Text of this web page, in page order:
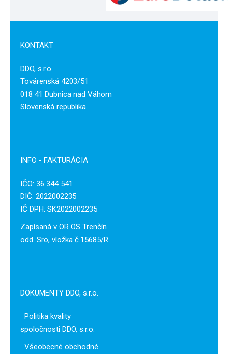
KONTAKT
DDO, s.r.o.
Továrenská 4203/51
018 41 Dubnica nad Váhom
Slovenská republika
INFO - FAKTURÁCIA
IČO: 36 344 541
DIČ: 2022002235
IČ DPH: SK2022002235
Zapísaná v OR OS Trenčín
odd. Sro, vložka č.15685/R
DOKUMENTY DDO, s.r.o.
Politika kvality
spoločnosti DDO, s.r.o.
Všeobecné obchodné